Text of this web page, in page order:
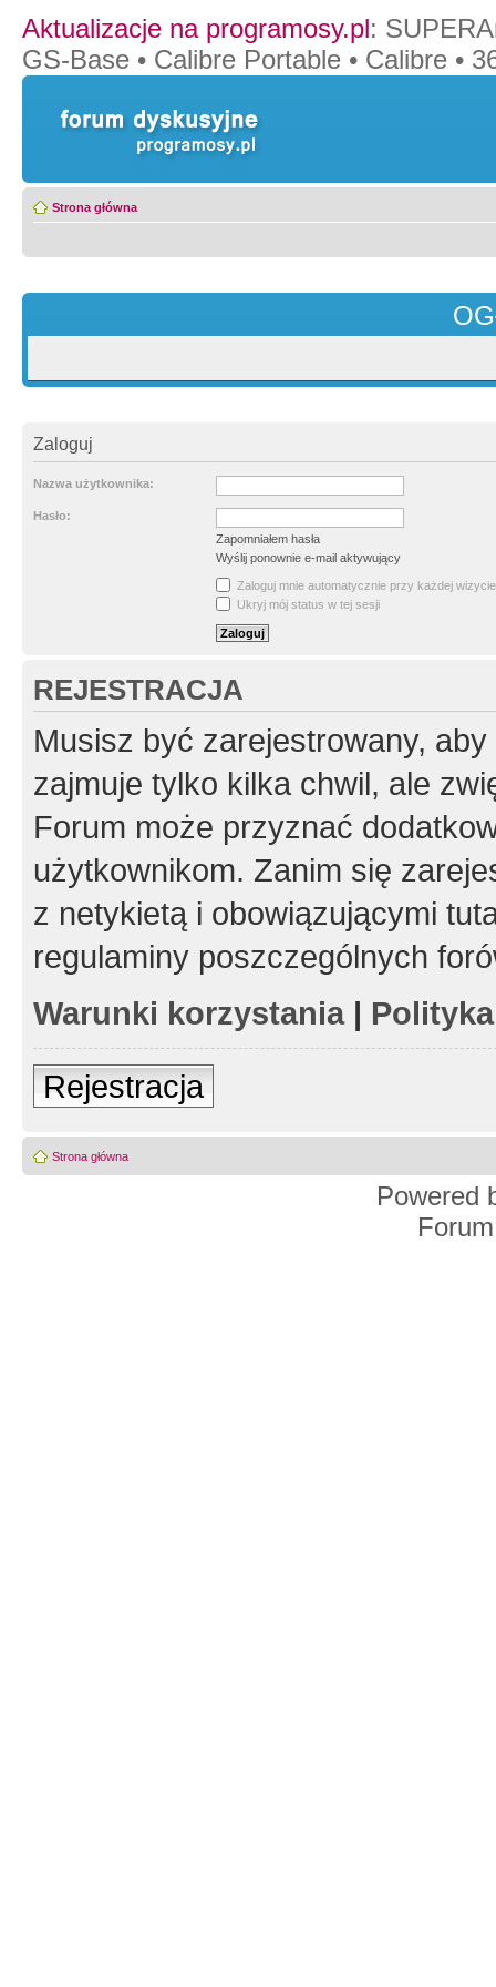
Aktualizacje na programosy.pl:
GS-Base • Calibre Portable • Calibre •
Strona główna
Zaloguj
Nazwa użytkownika:
Hasło:
Zapomniałem hasła
Wyślij ponownie e-mail aktywujący
Zaloguj mnie automatycznie przy każdej wizycie
Ukryj mój status w tej sesji
REJESTRACJA
Musisz być zarejestrowany,
zajmuje tylko kilka chwil, ale
Forum może przyznać
użytkownikom. Zanim się
z netykietą i obowiązującymi
regulaminy poszczególnych
Warunki korzystania|
Rejestracja
Strona główna
Powered